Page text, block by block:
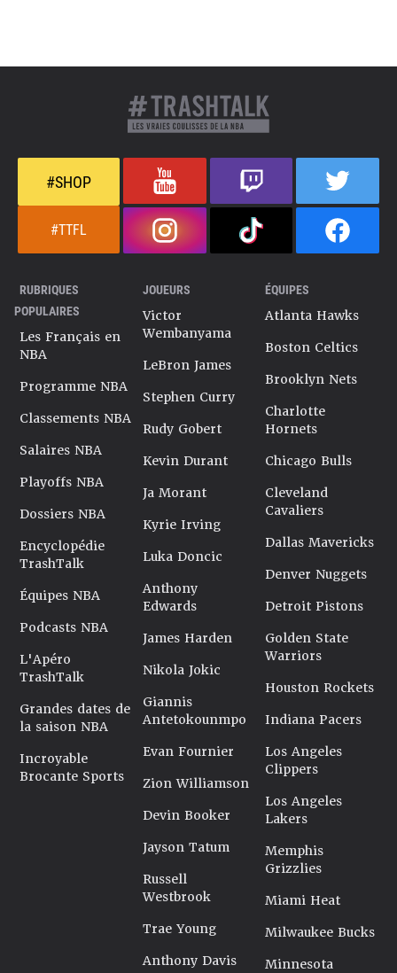
#SHOP
#TTFL
RUBRIQUES
POPULAIRES
Les Français en
NBA
Programme NBA
Classements NBA
Salaires NBA
Playoffs NBA
Dossiers NBA
Encyclopédie
TrashTalk
Équipes NBA
Podcasts NBA
L'Apéro
TrashTalk
Grandes dates de
la saison NBA
Incroyable
Brocante Sports
JOUEURS
Victor
Wembanyama
LeBron James
Stephen Curry
Rudy Gobert
Kevin Durant
Ja Morant
Kyrie Irving
Luka Doncic
Anthony
Edwards
James Harden
Nikola Jokic
Giannis
Antetokounmpo
Evan Fournier
Zion Williamson
Devin Booker
Jayson Tatum
Russell
Westbrook
Trae Young
Anthony Davis
ÉQUIPES
Atlanta Hawks
Boston Celtics
Brooklyn Nets
Charlotte
Hornets
Chicago Bulls
Cleveland
Cavaliers
Dallas Mavericks
Denver Nuggets
Detroit Pistons
Golden State
Warriors
Houston Rockets
Indiana Pacers
Los Angeles
Clippers
Los Angeles
Lakers
Memphis
Grizzlies
Miami Heat
Milwaukee Bucks
Minnesota